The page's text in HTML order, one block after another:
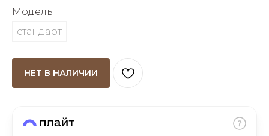
Модель
стандарт
НЕТ В НАЛИЧИИ